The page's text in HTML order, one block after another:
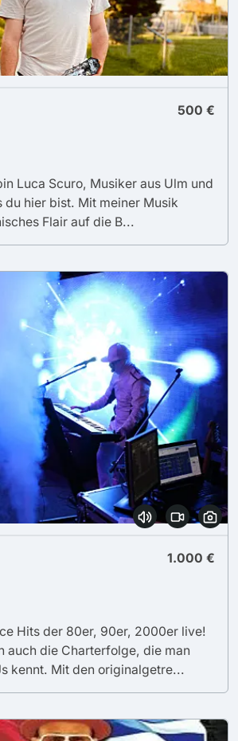
500 €
Luca Scuro, Musiker aus Ulm und
du hier bist. Mit meiner Musik
Flair auf die B...
1.000 €
Hits der 80er, 90er, 2000er live!
auch die Charterfolge, die man
kennt. Mit den originalgetre...